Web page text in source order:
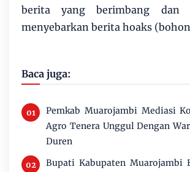
berita yang berimbang dan
menyebarkan berita hoaks
Baca juga:
Pemkab Muarojambi Mediasi
Agro Tenera Unggul Dengan
Duren
Bupati Kabupaten Muarojambi